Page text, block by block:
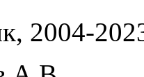
2004-